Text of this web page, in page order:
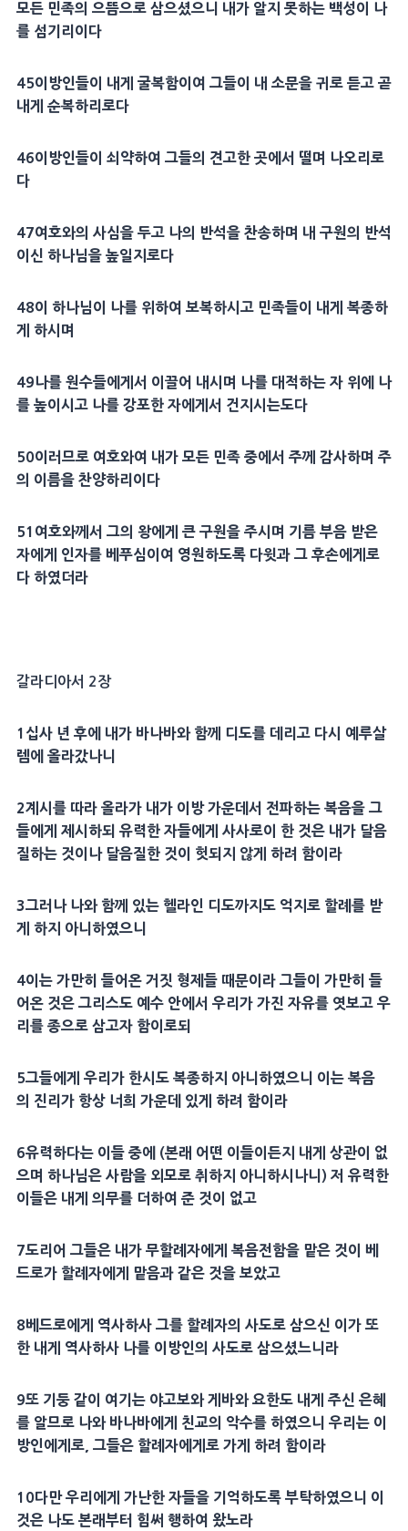
모든 민족의 으뜸으로 삼으셨으니 내가 알지 못하는 백성이 나
를 섬기리이다
45이방인들이 내게 굴복함이여 그들이 내 소문을 귀로 듣고 곧
내게 순복하리로다
46이방인들이 쇠약하여 그들의 견고한 곳에서 떨며 나오리로
다
47여호와의 사심을 두고 나의 반석을 찬송하며 내 구원 의 반석
이신 하나님을 높일지로다
48이 하나님이 나를 위하여 보복하시고 민족들이 내게 복종하
게 하시며
49나를 원수들에게서 이끌어 내시며 나를 대적하는 자 위에 나
를 높이시고 나를 강포한 자에게서 건지시는도다
50이러므로 여호와여 내가 모든 민족 중에서 주께 감사하며 주
의 이름을 찬양하리이다
51 여호와께서 그의 왕에게 큰 구원 을 주시며 기름 부음 받은
자에게 인자를 베푸심이여 영원하도록 다윗과 그 후손에게로
다 하였더라
갈라디아서 2장
1 십사 년 후에 내가 바나바와 함께 디도를 데리고 다시 예루살
렘에 올라갔나니
2계시 를 따라 올라가 내가 이방 가운데서 전파하는 복음을 그
들에게 제시하되 유력한 자들에게 사사로이 한 것은 내가 달음
질하는 것이나 달음질한 것이 헛되지 않게 하려 함이라
3그러나 나와 함께 있는 헬라인 디도까지도 억지 로 할례 를 받
게 하지 아니하였으니
4이는 가만히 들어온 거짓 형제 들 때문이라 그들이 가만히 들
어온 것은 그리스도예수 안에서 우리가 가진 자유를 엿보고 우
리를 종으로 삼고자 함이로되
5그들에게 우리가 한시도 복종하지 아니하였으니 이는 복음
의 진리 가 항상 너희 가운데 있게 하려 함이라
6유력하다는 이들 중에 (본래 어떤 이들이든지 내게 상관이 없
으며 하나님은 사람을 외모로 취하지 아니하시나니) 저 유력한
이들은 내게 의무를 더하여 준 것이 없고
7도리어 그들은 내가 무할례 자에게 복음전함을 맡은 것이 베
드로가 할례 자에게 맡음과 같은 것을 보았고
8베드로에게 역사하사 그를 할례 자의 사도로 삼으신 이가 또
한 내게 역사하사 나를 이방인의 사도로 삼으셨느니라
9또 기둥같이 여기는 야고보와 게바와요한도 내게 주신 은혜
를 알므로 나와 바나바에게 친교의 악수를 하였으니 우리는 이
방인에게로, 그들은 할례 자에게로 가게 하려 함이라
10다만 우리에게 가난한 자들을 기억하도록 부탁하였으니 이
것은 나도 본래부터 힘써 행하여 왔노라